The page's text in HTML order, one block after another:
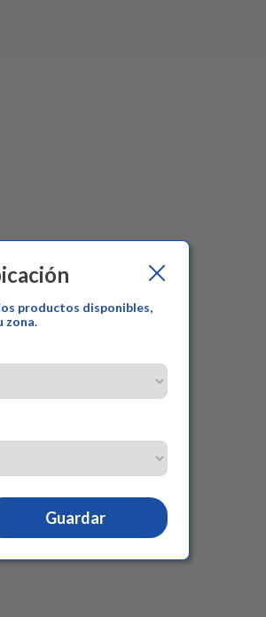
productos disponibles,
zona.
Guardar